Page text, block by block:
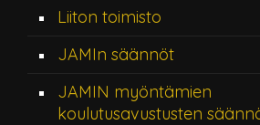
Liiton toimisto
JAMIn säännöt
JAMIN myöntämien
koulutusavustusten